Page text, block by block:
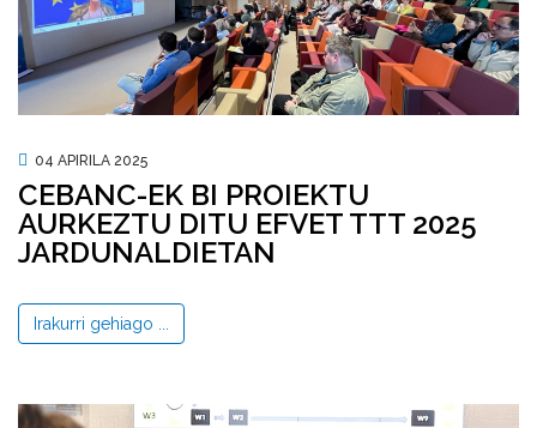
04 APIRILA 2025
CEBANC-EK BI PROIEKTU
AURKEZTU DITU EFVET TTT 2025
JARDUNALDIETAN
Irakurri gehiago ...